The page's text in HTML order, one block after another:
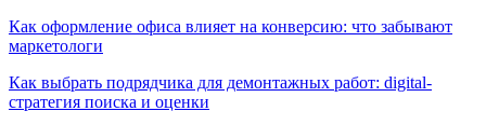
Как оформление офиса влияет на конверсию: что забывают
маркетологи
Как выбрать подрядчика для демонтажных работ: digital-
стратегия поиска и оценки